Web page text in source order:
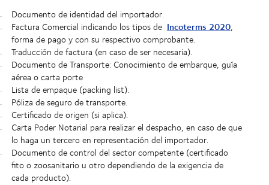
Documento de identidad del importador.
Factura Comercial indicando los tipos de Incoterms 2020,
forma de pago y con su respectivo comprobante.
Traducción de factura (en caso de ser necesaria).
Documento de Transporte: Conocimiento de embarque, guía
aérea o carta porte
Lista de empaque (packing list).
Póliza de seguro de transporte.
Certificado de origen (si aplica).
Carta Poder Notarial para realizar el despacho, en caso de que
lo haga un tercero en representación del importador.
Documento de control del sector competente (certificado
fito o zoosanitario u otro dependiendo de la exigencia de
cada producto).